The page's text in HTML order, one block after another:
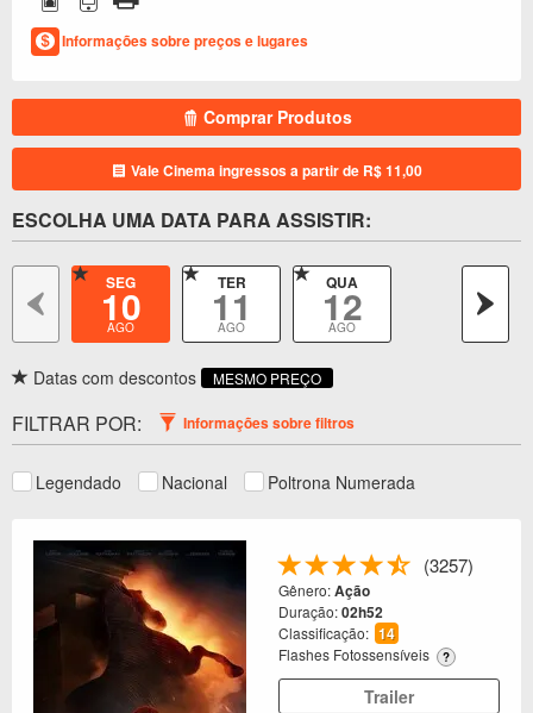
Informações sobre preços e lugares
Comprar Produtos
Vale Cinemaingressos a partir de R$ 11,00
ESCOLHA UMA DATA PARA ASSISTIR:
SEG
10
AGO
TER
11
AGO
QUA
12
AGO
Datas com descontos MESMO PREÇO
FILTRAR POR: Informações sobre filtros
Legendado Nacional Poltrona Numerada
(3257)
Gênero:Ação
Duração:02h52
Classificação: 14
Flashes Fotossensíveis ?
Trailer